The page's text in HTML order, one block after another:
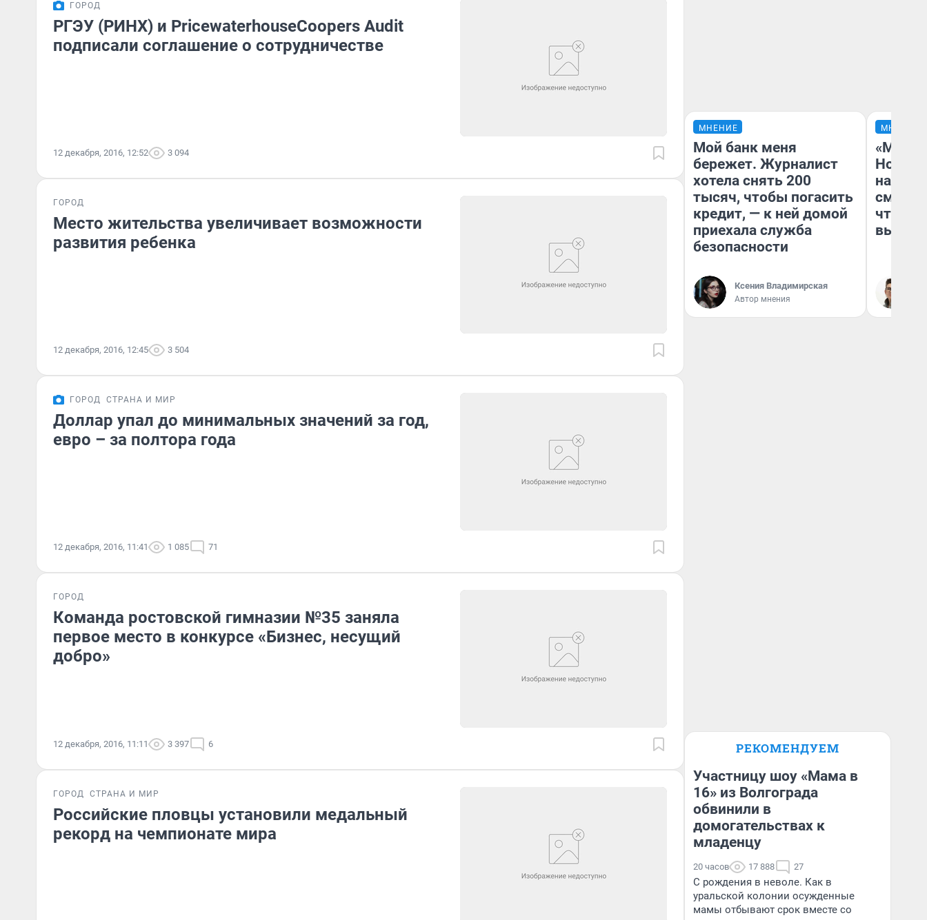
ГОРОД
РГЭУ (РИНХ) и PricewaterhouseCoopers Audit
подписали соглашение о сотрудничестве
12 декабря, 2016, 12:52 3 094
ГОРОД
Место жительства увеличивает возможности
развития ребенка
12 декабря, 2016, 12:45 3 504
ГОРОД СТРАНА И МИР
Доллар упал до минимальных значений за год,
евро – за полтора года
12 декабря, 2016, 11:41 1 085 71
ГОРОД
Команда ростовской гимназии №35 заняла
первое место в конкурсе «Бизнес, несущий
добро»
12 декабря, 2016, 11:11 3 397 6
ГОРОД СТРАНА И МИР
Российские пловцы установили медальный
рекорд на чемпионате мира
МНЕНИЕ
Мой банк меня
бережет. Журналист
хотела снять 200
тысяч, чтобы погасить
кредит, — к ней домой
приехала служба
безопасности
Ксения Владимирская
Автор мнения
МНЕНИЕ
«Мы
чтобы
РЕКОМЕНДУЕМ
Участницу шоу «Мама в
16» из Волгограда
обвинили в
домогательствах к
младенцу
20 часов 17 888 27
С рождения в неволе. Как в
уральской колонии осужденные
мамы отбывают срок вместе со